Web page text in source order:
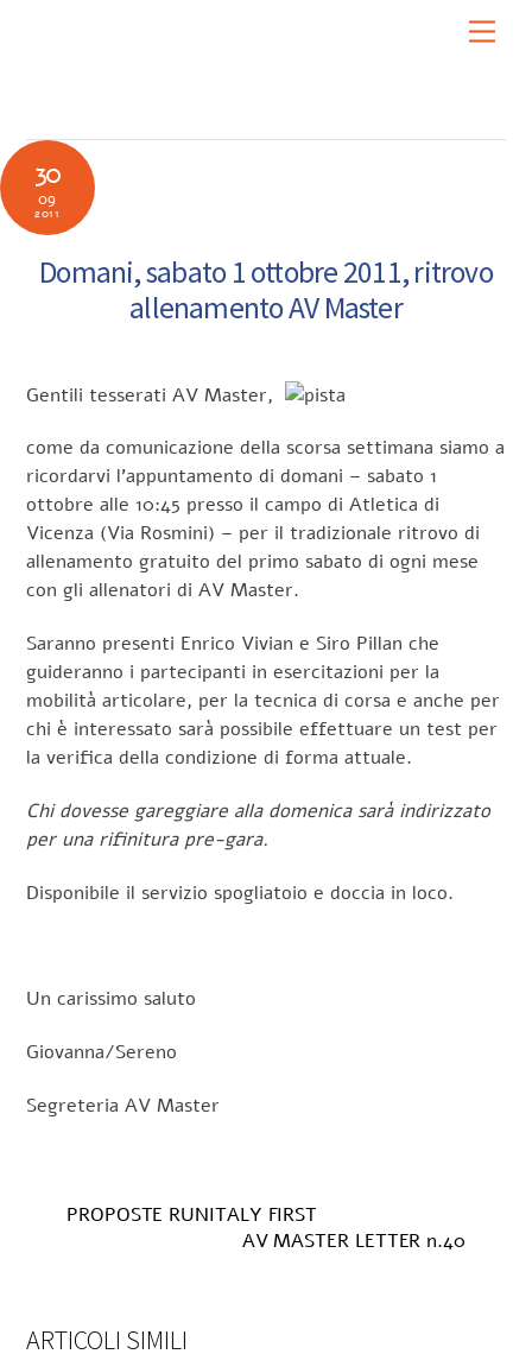
30
09
2011
Domani, sabato 1 ottobre 2011, ritrovo
allenamento AV Master
Gentili tesserati AV Master,
come da comunicazione della scorsa settimana siamo a
ricordarvi l’appuntamento di domani – sabato 1
ottobre alle 10:45 presso il campo di Atletica di
Vicenza (Via Rosmini) – per il tradizionale ritrovo di
allenamento gratuito del primo sabato di ogni mese
con gli allenatori di AV Master.
Saranno presenti Enrico Vivian e Siro Pillan che
guideranno i partecipanti in esercitazioni per la
mobilità articolare, per la tecnica di corsa e anche per
chi è interessato sarà possibile effettuare un test per
la verifica della condizione di forma attuale.
Chi dovesse gareggiare alla domenica sarà indirizzato
per una rifinitura pre-gara.
Disponibile il servizio spogliatoio e doccia in loco.
Un carissimo saluto
Giovanna/Sereno
Segreteria AV Master
PROPOSTE RUNITALY FIRST
AV MASTER LETTER n.40
ARTICOLI SIMILI